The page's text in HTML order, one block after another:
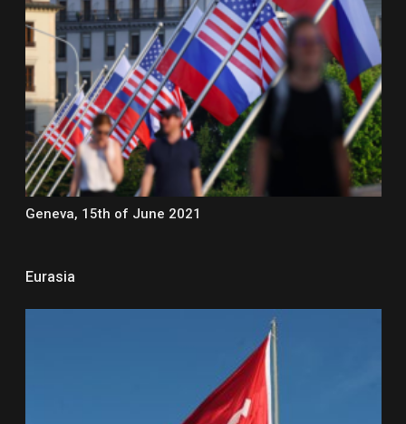
Geneva, 15th of June 2021
Eurasia